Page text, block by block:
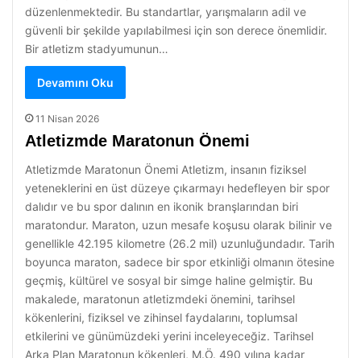
düzenlenmektedir. Bu standartlar, yarışmaların adil ve
güvenli bir şekilde yapılabilmesi için son derece önemlidir.
Bir atletizm stadyumunun…
Devamını Oku
11 Nisan 2026
Atletizmde Maratonun Önemi
Atletizmde Maratonun Önemi Atletizm, insanın fiziksel
yeteneklerini en üst düzeye çıkarmayı hedefleyen bir spor
dalıdır ve bu spor dalının en ikonik branşlarından biri
maratondur. Maraton, uzun mesafe koşusu olarak bilinir ve
genellikle 42.195 kilometre (26.2 mil) uzunluğundadır. Tarih
boyunca maraton, sadece bir spor etkinliği olmanın ötesine
geçmiş, kültürel ve sosyal bir simge haline gelmiştir. Bu
makalede, maratonun atletizmdeki önemini, tarihsel
kökenlerini, fiziksel ve zihinsel faydalarını, toplumsal
etkilerini ve günümüzdeki yerini inceleyeceğiz. Tarihsel
Arka Plan Maratonun kökenleri, M.Ö. 490 yılına kadar